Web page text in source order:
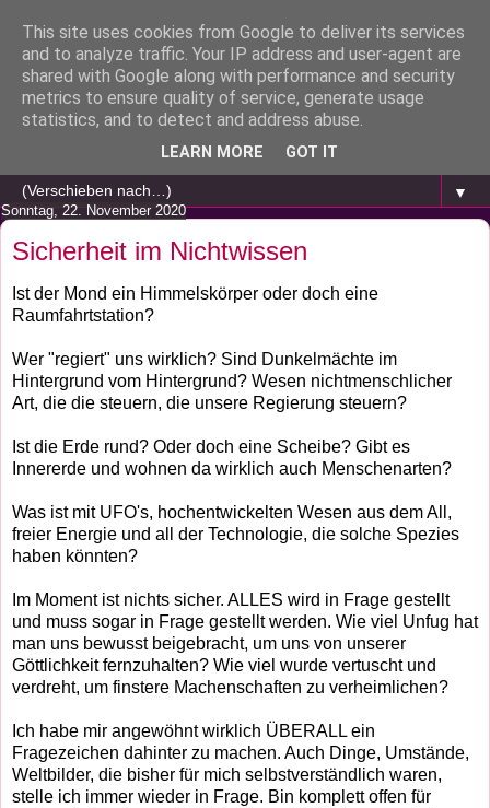
▼
Sonntag, 22. November 2020
Sicherheit im Nichtwissen
Ist der Mond ein Himmelskörper oder doch eine
Raumfahrtstation?
Wer "regiert" uns wirklich? Sind Dunkelmächte im
Hintergrund vom Hintergrund? Wesen nichtmenschlicher
Art, die die steuern, die unsere Regierung steuern?
Ist die Erde rund? Oder doch eine Scheibe? Gibt es
Innererde und wohnen da wirklich auch Menschenarten?
Was ist mit UFO's, hochentwickelten Wesen aus dem All,
freier Energie und all der Technologie, die solche Spezies
haben könnten?
Im Moment ist nichts sicher. ALLES wird in Frage gestellt
und muss sogar in Frage gestellt werden. Wie viel Unfug hat
man uns bewusst beigebracht, um uns von unserer
Göttlichkeit fernzuhalten? Wie viel wurde vertuscht und
verdreht, um finstere Machenschaften zu verheimlichen?
Ich habe mir angewöhnt wirklich ÜBERALL ein
Fragezeichen dahinter zu machen. Auch Dinge, Umstände,
Weltbilder, die bisher für mich selbstverständlich waren,
stelle ich immer wieder in Frage. Bin komplett offen für
This site uses cookies from Google to deliver its services
and to analyze traffic. Your IP address and user-agent are
shared with Google along with performance and security
metrics to ensure quality of service, generate usage
statistics, and to detect and address abuse.
LEARN MORE GOT IT